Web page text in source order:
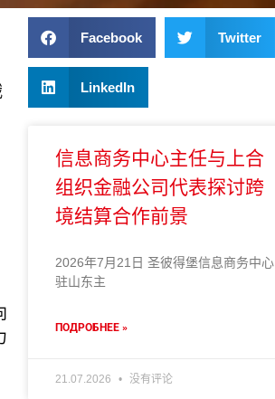
Facebook Twitter
LinkedIn
信息商务中心主任与上合
组织金融公司代表探讨跨
境结算合作前景
2026年7月21日 圣彼得堡信息商务中心
驻山东主
ПОДРОБНЕЕ »
21.07.2026 没有评论